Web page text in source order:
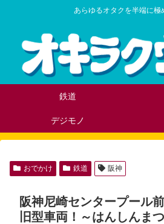
あらゆるオタクを半端に極
鉄道
デジモノ
おでかけ 鉄道 阪神
阪神尼崎センタープール
旧型車両！～はんしんま